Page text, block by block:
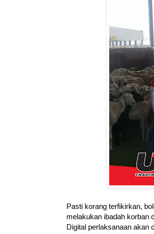
Pasti korang terfikirkan,
melakukan ibadah korban
Digital perlaksanaan akan